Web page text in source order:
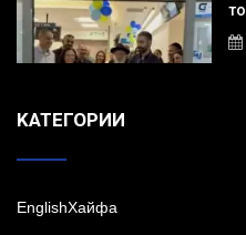
KАТЕГОРИИ
EnglishХайфа